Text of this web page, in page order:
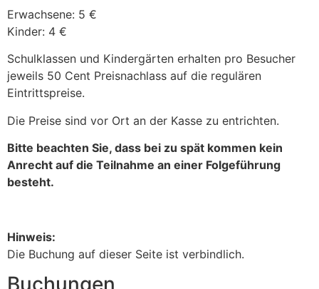
Erwachsene: 5 €
Kinder: 4 €
Schulklassen und Kindergärten erhalten pro Besucher
jeweils 50 Cent Preisnachlass auf die regulären
Eintrittspreise.
Die Preise sind vor Ort an der Kasse zu entrichten.
Bitte beachten Sie, dass bei zu spät kommen kein
Anrecht auf die Teilnahme an einer Folgeführung
besteht.
Hinweis:
Die Buchung auf dieser Seite ist verbindlich.
Buchungen